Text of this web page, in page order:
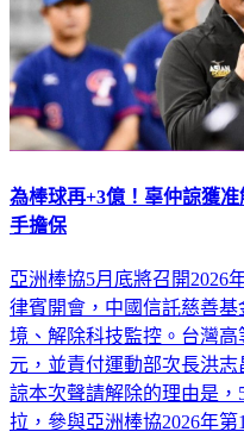
為棒球再+3億！辜仲諒獲
手擔保
亞洲棒協5月底將召開2026
律賓開會，中國信託慈善
境、解除科技監控。台灣
元，並責付運動部次長洪
諒本次聲請解除的理由是，
拉，參與亞洲棒協2026年